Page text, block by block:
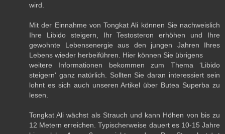
wird.
Mit der Einnahme von Tongkat Ali können Sie nachweislich
Ihre Libido steigern, Ihr Testosteron erhöhen und Ihre
gewohnte Lebensenergie aus den jungen Jahren Ihres
Lebens wieder herbeiführen. Hier können Sie übrigens
weitere Informationen bekommen zum Thema ‘Libido
steigern‘ ganz natürlich. Sollten Sie daran interessiert sein
lohnt es sich auch unseren Artikel über Butea Superba zu
lesen.
Tongkat Ali wächst als Strauch und kann Höhen von bis zu
12 Metern erreichen. Typischerweise dauert es 10-15 Jahre